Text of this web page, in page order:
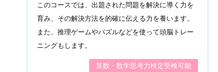
このコースでは、出題された問題を解決に導く力を
育み、その解決方法を的確に伝える力を養います。
また、推理ゲームやパズルなどを使って頭脳トレー
ニングもします。
算数・数学思考力検定受検可能